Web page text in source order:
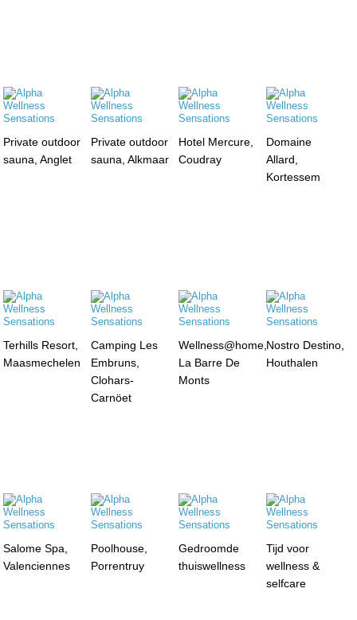
Private outdoor
sauna, Anglet
Private outdoor
sauna, Alkmaar
Hotel Mercure,
Coudray
Domaine
Allard,
Kortessem
Terhills Resort,
Maasmechelen
Camping Les
Embruns,
Clohars-
Carnöet
Wellness@home,
La Barre De
Monts
Nostro Destino,
Houthalen
Salome Spa,
Valenciennes
Poolhouse,
Porrentruy
Gedroomde
thuiswellness
Tijd voor
wellness &
selfcare